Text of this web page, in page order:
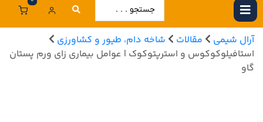
آرال شیمی مقالات
شاخه دام، طیور و کشاورزی
استافیلوکوکوس و استرپتوکوک | عوامل بیماری زای ورم پستان
گاو